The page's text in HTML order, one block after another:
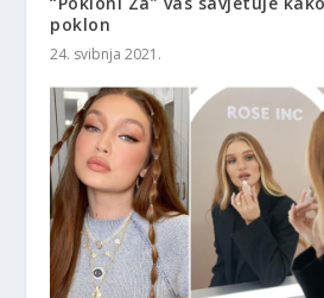
poklon
24. svibnja 2021.